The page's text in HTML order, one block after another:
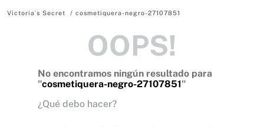
cosmetiquera-negro-27107851
OOPS!
No encontramos ningún resultado para
"cosmetiquera-negro-27107851"
¿Qué debo hacer?